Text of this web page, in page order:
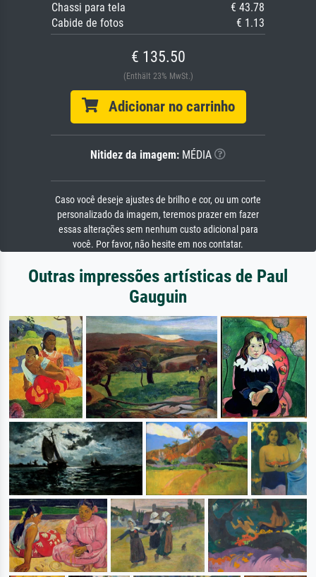
Chassi para tela
€ 43.78
Cabide de fotos
€ 1.13
€ 135.50
(Enthält 23% MwSt.)
Adicionar no carrinho
Nitidez da imagem: MÉDIA
Caso você deseje ajustes de brilho e cor, ou um corte
personalizado da imagem, teremos prazer em fazer
essas alterações sem nenhum custo adicional para
você. Por favor, não hesite em nos contatar.
Outras impressões artísticas de Paul
Gauguin